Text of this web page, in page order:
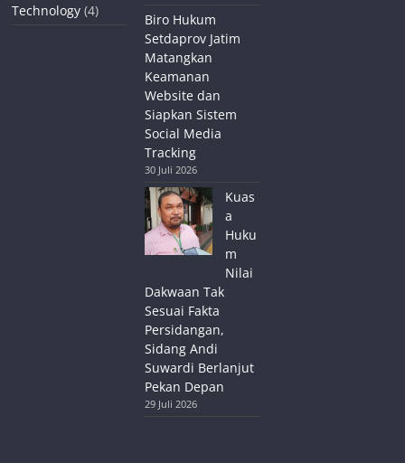
Technology (4)
Biro Hukum
Setdaprov Jatim
Matangkan
Keamanan
Website dan
Siapkan Sistem
Social Media
Tracking
30 Juli 2026
Kuas
a
Huku
m
Nilai
Dakwaan Tak
Sesuai Fakta
Persidangan,
Sidang Andi
Suwardi Berlanjut
Pekan Depan
29 Juli 2026